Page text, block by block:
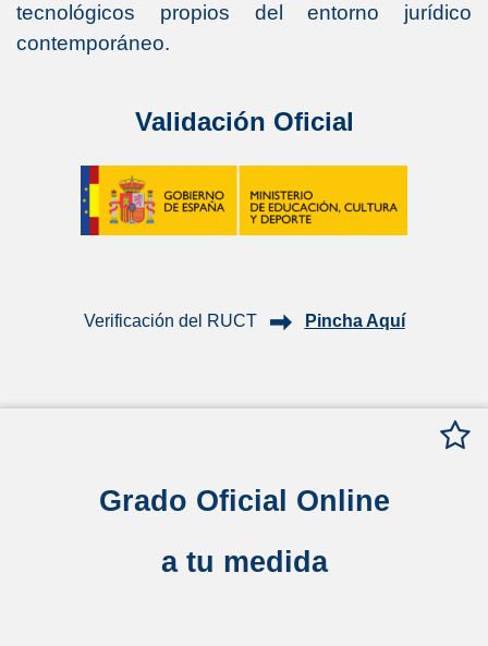
tecnológicos propios del entorno jurídico
contemporáneo.
Validación Oficial
Verificación del RUCT Pincha Aquí
Grado Oficial Online
a tu medida